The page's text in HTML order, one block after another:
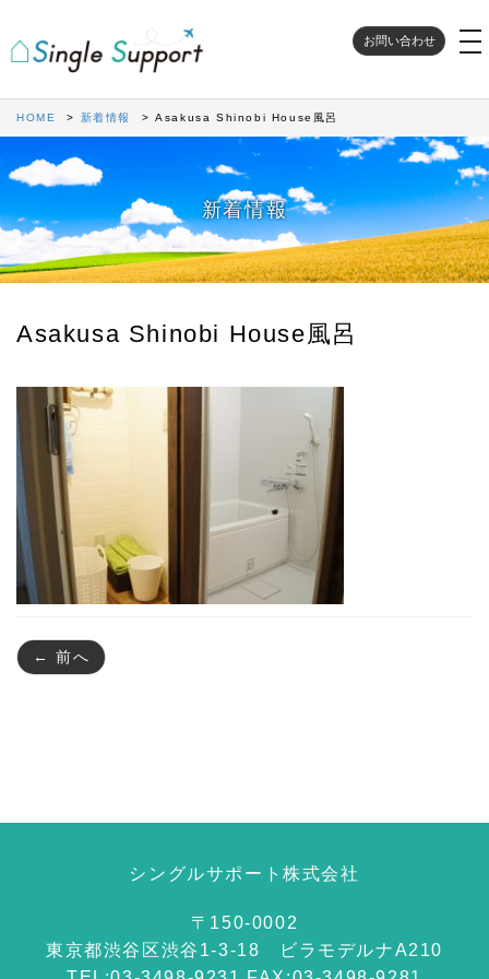
お問い合わせ
HOME 新着情報 Asakusa Shinobi House風呂
新着情報
Asakusa Shinobi House風呂
← 前へ
シングルサポート株式会社
〒150-0002
東京都渋谷区渋谷1-3-18 ビラモデルナA210